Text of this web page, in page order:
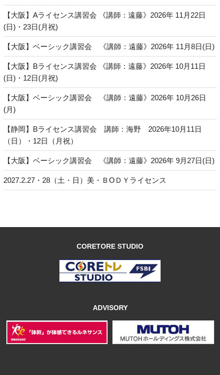
【大阪】Aライセンス講習会 《講師：遠藤》2026年 11月22日
(日)・23日(月祝)
【大阪】ベーシック講習会 《講師：遠藤》2026年 11月8日(日)
【大阪】Bライセンス講習会 《講師：遠藤》2026年 10月11日
(日)・12日(月祝)
【大阪】ベーシック講習会 《講師：遠藤》2026年 10月26日
(月)
【静岡】Bライセンス講習会 講師：海野 2026年10月11日
（日）・12日（月祝）
【大阪】ベーシック講習会 《講師：遠藤》2026年 9月27日(日)
2027.2.27・28（土・日）美・ＢОＤＹライセンス
CORETORE STUDIO
ADVISORY